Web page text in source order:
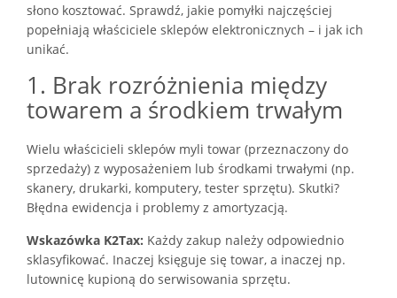
słono kosztować. Sprawdź, jakie pomyłki najczęściej
popełniają właściciele sklepów elektronicznych – i jak ich
unikać.
1. Brak rozróżnienia między
towarem a środkiem trwałym
Wielu właścicieli sklepów myli towar (przeznaczony do
sprzedaży) z wyposażeniem lub środkami trwałymi (np.
skanery, drukarki, komputery, tester sprzętu). Skutki?
Błędna ewidencja i problemy z amortyzacją.
Wskazówka K2Tax: Każdy zakup należy odpowiednio
sklasyfikować. Inaczej księguje się towar, a inaczej np.
lutownicę kupioną do serwisowania sprzętu.